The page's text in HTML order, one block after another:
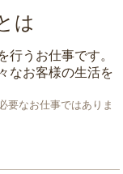
は
行うお仕事です。
なお客様の生活を
要なお仕事ではありま